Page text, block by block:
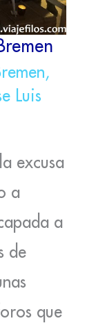
,
Luis
excusa
a
a
de
que